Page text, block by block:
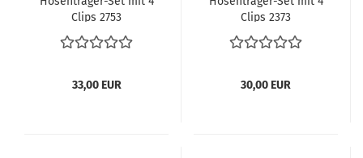
Clips 2753
33,00 EUR
Clips 2373
30,00 EUR